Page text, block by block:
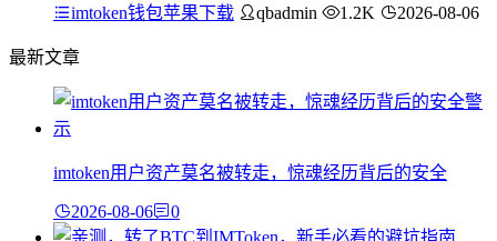
imtoken钱包苹果下载 qbadmin 1.2K 2026-08-06
最新文章
imtoken用户资产莫名被转走，惊魂经历背后的安全
2026-08-06 0